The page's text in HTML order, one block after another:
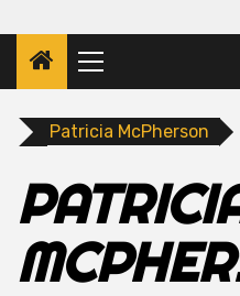
Primary
Menu
Patricia McPherson